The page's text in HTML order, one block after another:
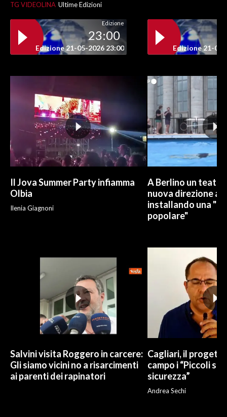
TG VIDEOLINA Ultime Edizioni
Edizione
23:00
Edizione 21-05-2026 23:00 Edizione 21-05-
Il Jova Summer Party infiamma
Olbia
Ilenia Giagnoni
A Berlino un
nuova direzione
installando una
popolare"
Salvini visita Roggero in carcere:
Gli siamo vicini no a risarcimenti
ai parenti dei rapinatori
Cagliari, il
campo i “Piccoli
sicurezza”
Andrea Sechi